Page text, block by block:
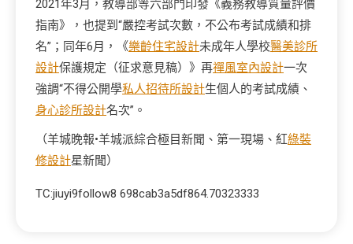
2021年3月，教導部等六部門印發《義務教導質量評價
指南》，也提到“嚴控考試次數，不公布考試成績和排
名”；同年6月，《樂齡住宅設計未成年人學校醫美診所
設計保護規定（征求意見稿）》再禪風室內設計一次
強調“不得公開學私人招待所設計生個人的考試成績、
身心診所設計名次”。
（羊城晚報•羊城派綜合極目新聞、第一現場、紅綠裝
修設計星新聞）
TC:jiuyi9follow8 698cab3a5df864.70323333